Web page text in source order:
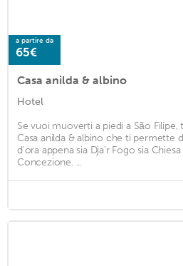
a partire da
65€
Casa anilda & albino
Hotel
Se vuoi muoverti a piedi a São
Casa anilda & albino che ti permette
d'ora appena sia Dja'r Fogo sia
Concezione. ...